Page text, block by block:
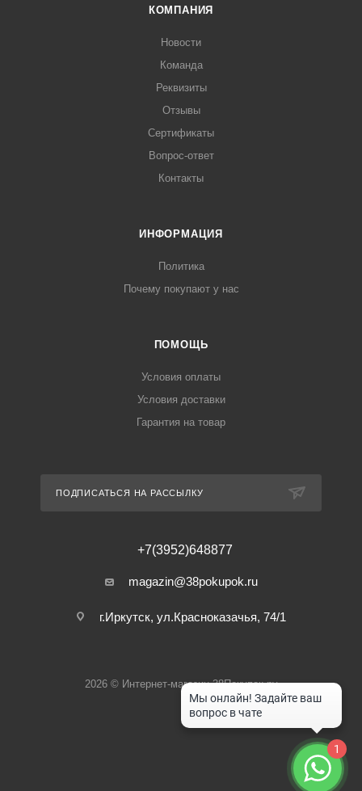
КОМПАНИЯ
Новости
Команда
Реквизиты
Отзывы
Сертификаты
Вопрос-ответ
Контакты
ИНФОРМАЦИЯ
Политика
Почему покупают у нас
ПОМОЩЬ
Условия оплаты
Условия доставки
Гарантия на товар
ПОДПИСАТЬСЯ НА РАССЫЛКУ
+7(3952)648877
magazin@38pokupok.ru
г.Иркутск, ул.Красноказачья, 74/1
2026 © Интернет-магазин 38Покупок.ру
1